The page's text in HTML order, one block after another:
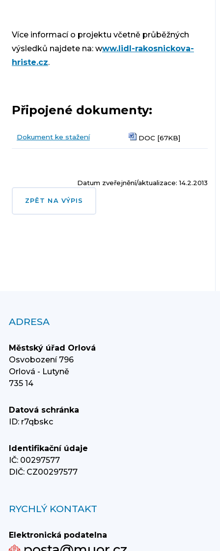
Více informací o projektu včetně průběžných
výsledků najdete na: www.lidl-rakosnickova-
hriste.cz.
Připojené dokumenty:
Dokument ke stažení DOC [67KB]
Datum zveřejnění/aktualizace: 14.2.2013
ZPĚT NA VÝPIS
ADRESA
Městský úřad Orlová
Osvobození 796
Orlová - Lutyně
735 14
Datová schránka
ID: r7qbskc
Identifikační údaje
IČ: 00297577
DIČ: CZ00297577
RYCHLÝ KONTAKT
Elektronická podatelna